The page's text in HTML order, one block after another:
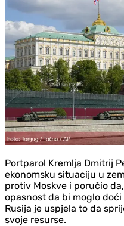
Portparol Kremlja Dmitrij
ekonomsku situaciju u
protiv Moskve i poručio
opasnost da bi moglo
Rusija je uspjela to da
svoje resurse.